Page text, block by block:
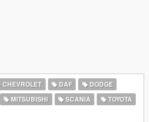
CHEVROLET DAF
DODGE
MITSUBISHI SCANIA
TOYOTA